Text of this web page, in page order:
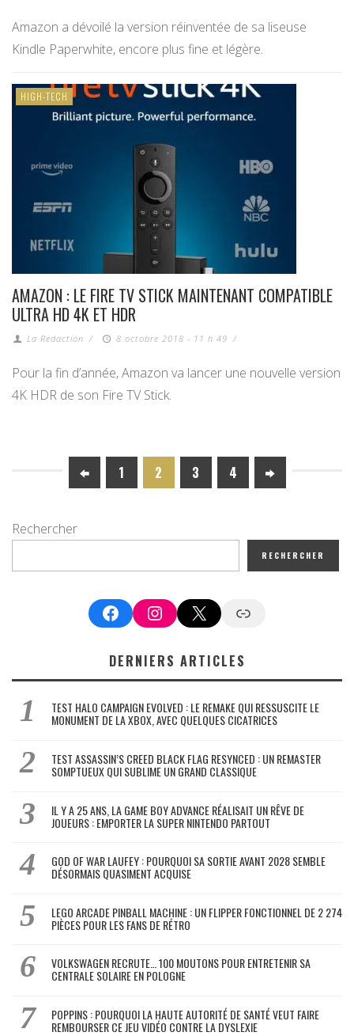
Amazon a dévoilé la version réinventée de sa liseuse
Kindle Paperwhite, encore plus fine et légère.
HIGH-TECH
AMAZON : LE FIRE TV STICK MAINTENANT COMPATIBLE
ULTRA HD 4K ET HDR
La Redaction / 8 octobre 2018 - 11 h 49 /
Pour la fin d’année, Amazon va lancer une nouvelle version
4K HDR de son Fire TV Stick.
1 2 3 4
Rechercher
RECHERCHER
FacebookInstagram
X Google News
DERNIERS ARTICLES
TEST HALO CAMPAIGN EVOLVED : LE REMAKE QUI RESSUSCITE LE
MONUMENT DE LA XBOX, AVEC QUELQUES CICATRICES
TEST ASSASSIN’S CREED BLACK FLAG RESYNCED : UN REMASTER
SOMPTUEUX QUI SUBLIME UN GRAND CLASSIQUE
IL Y A 25 ANS, LA GAME BOY ADVANCE RÉALISAIT UN RÊVE DE
JOUEURS : EMPORTER LA SUPER NINTENDO PARTOUT
GOD OF WAR LAUFEY : POURQUOI SA SORTIE AVANT 2028 SEMBLE
DÉSORMAIS QUASIMENT ACQUISE
LEGO ARCADE PINBALL MACHINE : UN FLIPPER FONCTIONNEL DE 2 274
PIÈCES POUR LES FANS DE RÉTRO
VOLKSWAGEN RECRUTE… 100 MOUTONS POUR ENTRETENIR SA
CENTRALE SOLAIRE EN POLOGNE
POPPINS : POURQUOI LA HAUTE AUTORITÉ DE SANTÉ VEUT FAIRE
REMBOURSER CE JEU VIDÉO CONTRE LA DYSLEXIE